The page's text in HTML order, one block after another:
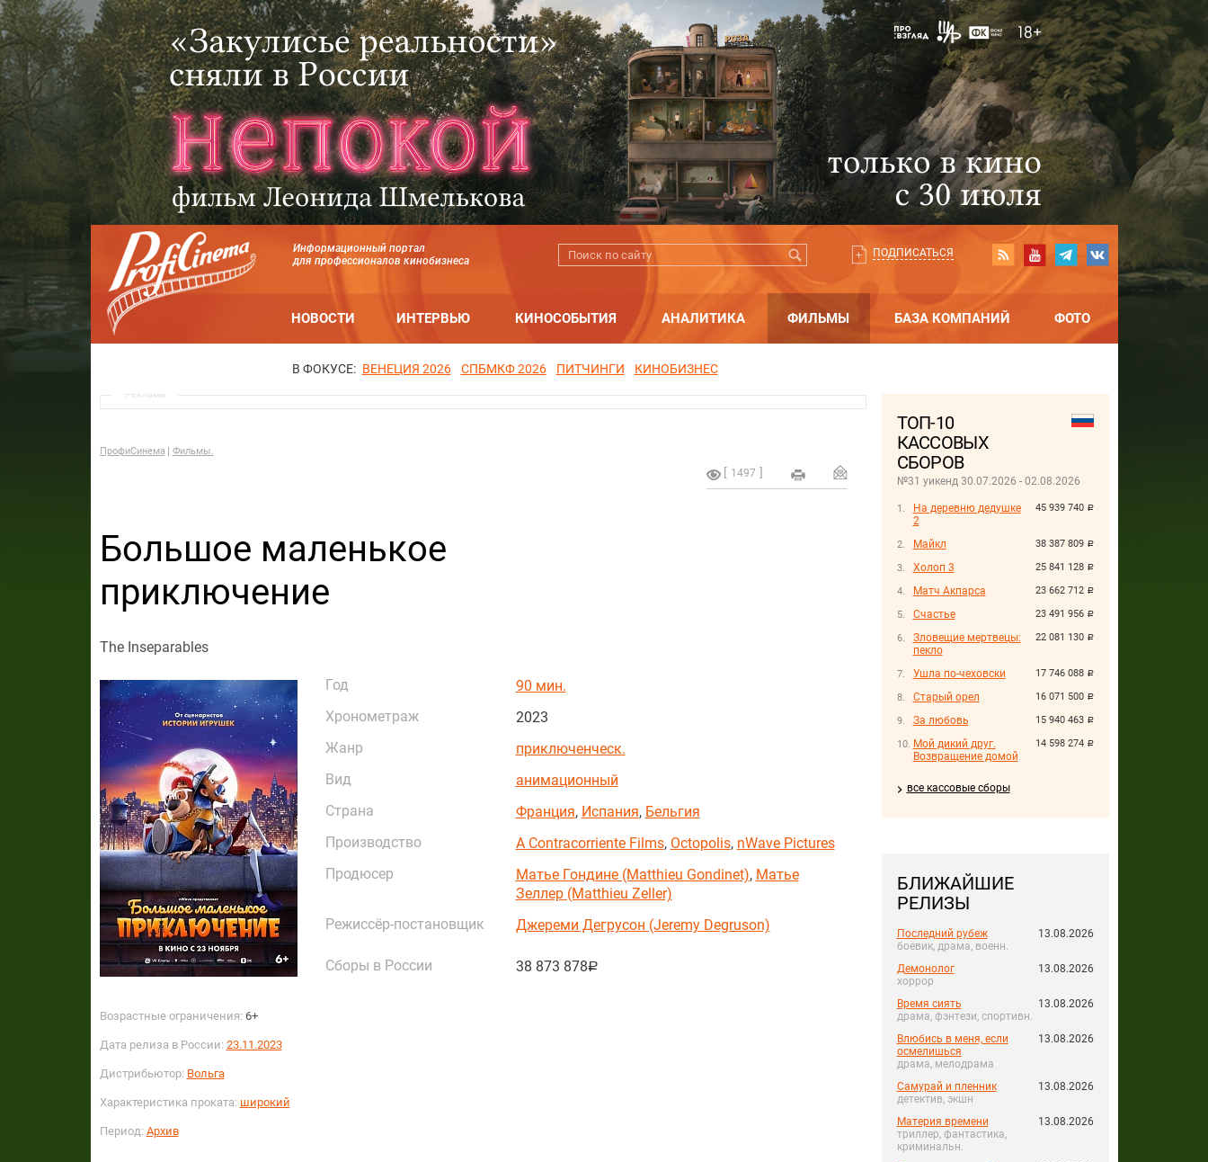
Информационный портал
для профессионалов кинобизнеса
ПОДПИСАТЬСЯ
НОВОСТИ ИНТЕРВЬЮ КИНОСОБЫТИЯ АНАЛИТИКА ФИЛЬМЫ БАЗА КОМПАНИЙ ФОТО
В ФОКУСЕ: ВЕНЕЦИЯ 2026 СПБМКФ 2026 ПИТЧИНГИ КИНОБИЗНЕС
ТОП-10
КАССОВЫХ
СБОРОВ
№31 уикенд 30.07.2026 - 02.08.2026
45 939 740 руб.
На деревню дедушке
2
38 387 809 руб.
Майкл
25 841 128 руб.
Холоп 3
23 662 712 руб.
Матч Акпарса
23 491 956 руб.
Счастье
22 081 130 руб.
Зловещие мертвецы:
пекло
17 746 088 руб.
Ушла по-чеховски
16 071 500 руб.
Старый орел
15 940 463 руб.
За любовь
14 598 274 руб.
Мой дикий друг.
Возвращение домой
все кассовые сборы
БЛИЖАЙШИЕ
РЕЛИЗЫ
Последний рубеж
боевик, драма, военн.
13.08.2026
Демонолог
хоррор
13.08.2026
Время сиять
драма, фэнтези, спортивн.
13.08.2026
Влюбись в меня, если
осмелишься
драма, мелодрама
13.08.2026
Самурай и пленник
детектив, экшн
13.08.2026
Материя времени
триллер, фантастика,
криминальн.
13.08.2026
Реклама
ПрофиСинема Фильмы.
1497
Большое маленькое
приключение
The Inseparables
Возрастные ограничения: 6+
Дата релиза в России: 23.11.2023
Дистрибьютор: Вольга
Характеристика проката: широкий
Период: Архив
Год
90 мин.
Хронометраж
2023
Жанр
приключенческ.
Вид
анимационный
Страна
Франция, Испания, Бельгия
Производство
A Contracorriente Films, Octopolis, nWave Pictures
Продюсер
Матье Гондине (Matthieu Gondinet), Матье
Зеллер (Matthieu Zeller)
Режиссёр-постановщик
Джереми Дегрусон (Jeremy Degruson)
Сборы в России 38 873 878руб.